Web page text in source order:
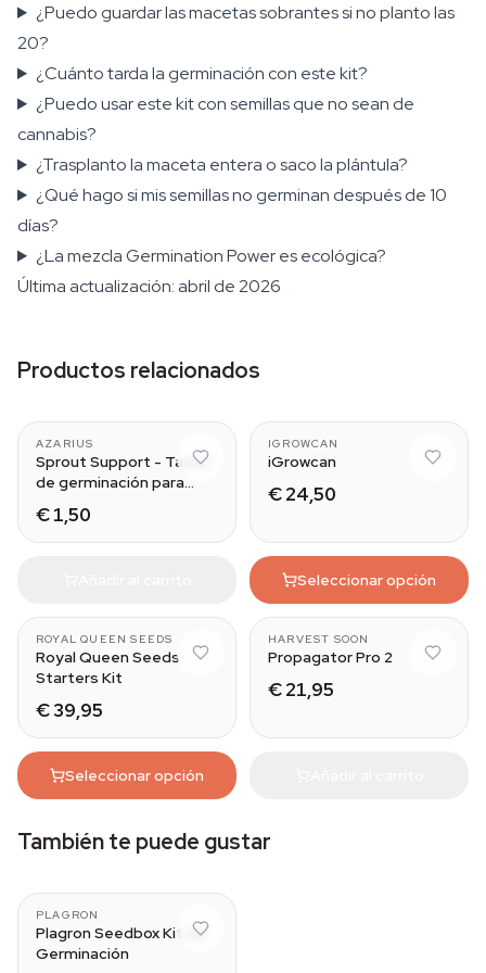
¿Puedo guardar las macetas sobrantes si no planto las
20?
¿Cuánto tarda la germinación con este kit?
¿Puedo usar este kit con semillas que no sean de
cannabis?
¿Trasplanto la maceta entera o saco la plántula?
¿Qué hago si mis semillas no germinan después de 10
días?
¿La mezcla Germination Power es ecológica?
Última actualización: abril de 2026
Productos relacionados
AZARIUS
Sprout Support - Tacos
de germinación para
€ 1,50
IGROWCAN
iGrowcan
€ 24,50
Seleccionar opción
ROYAL QUEEN SEEDS
Royal Queen Seeds
Starters Kit
€ 39,95
Seleccionar opción
HARVEST SOON
Propagator Pro 2
€ 21,95
También te puede gustar
PLAGRON
Plagron Seedbox Kit de
Germinación